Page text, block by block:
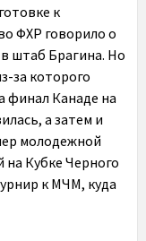
к
ФХР говорило о
штаб Брагина. Но
за которого
финал Канаде на
а затем и
молодежной
Кубке Черного
к МЧМ, куда